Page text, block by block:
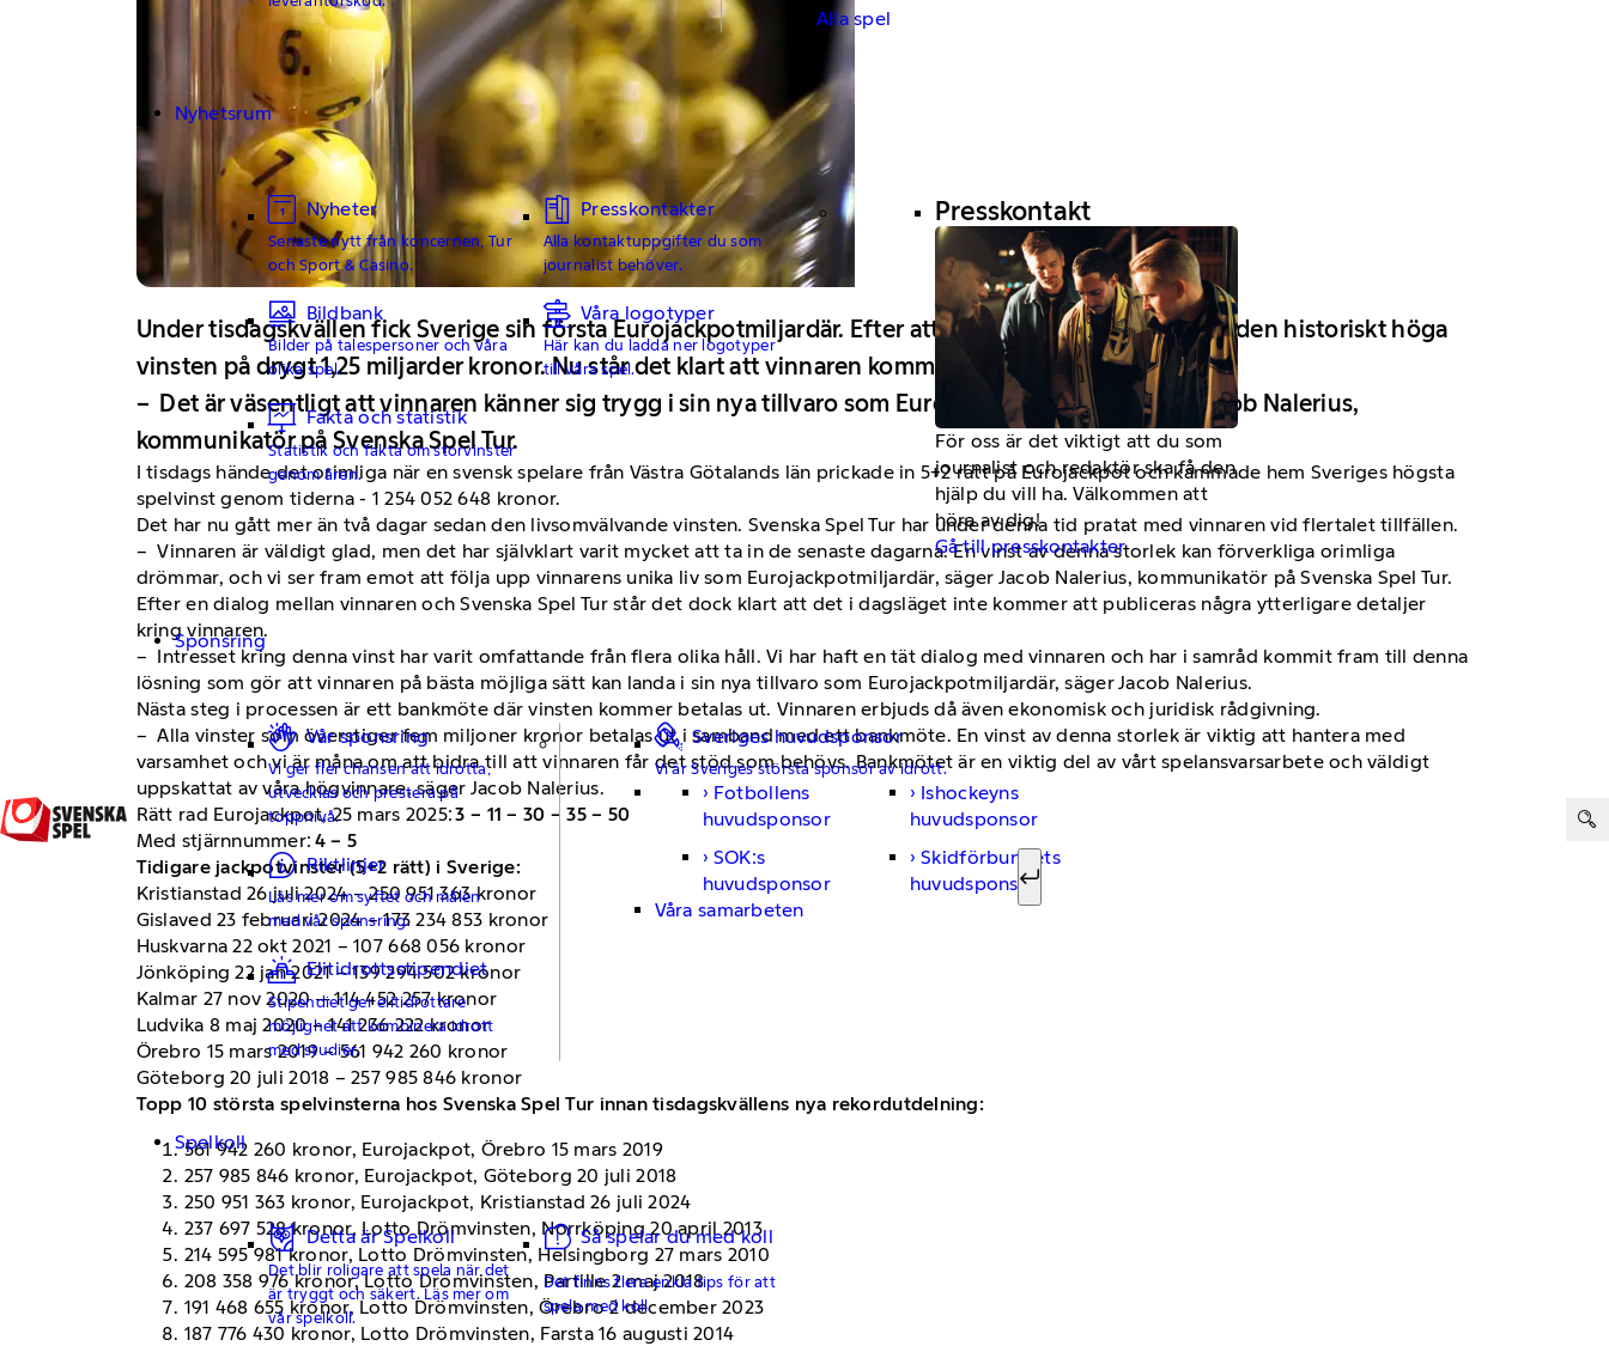
Alla spel
Nyhetsrum
Nyheter
Senaste nytt från koncernen, Tur
och Sport & Casino.
Presskontakter
Alla kontaktuppgifter du som
journalist behöver.
Bildbank
Bilder på talespersoner och våra
olika spel.
Våra logotyper
Här kan du ladda ner logotyper
till våra spel.
Fakta och statistik
Statistik och fakta om storvinster
genom åren.
Presskontakt
För oss är det viktigt att du som
journalist och redaktör ska få den
hjälp du vill ha. Välkommen att
höra av dig!
Gå till presskontakter
Sponsring
Vår sponsring
Vi ger fler chansen att idrotta,
utvecklas och prestera på
toppnivå.
Riktlinjer
Läs mer om syftet och målen
med vår sponsring.
Elitidrottsstipendiet
Stipendiet ger elitidrottare
möjlighet att kombinera idrott
med studier.
Sveriges huvudsponsor
Vi är Sveriges största sponsor av idrott.
Fotbollens
huvudsponsor
Ishockeyns
huvudsponsor
SOK:s
huvudsponsor
Skidförbundets
huvudsponsor
Våra samarbeten
Spelkoll
Detta är Spelkoll
Det blir roligare att spela när det
är tryggt och säkert. Läs mer om
vår spelkoll.
Så spelar du med koll
Det finns flera enkla tips för att
spela med koll.
Sök efter:
Under tisdagskvällen fick Sverige sin första Eurojackpotmiljardär. Efter att ha prickat 5+2 rätt landade den historiskt höga
vinsten på drygt 1,25 miljarder kronor. Nu står det klart att vinnaren kommer att förbli anonym.
– Det är väsentligt att vinnaren känner sig trygg i sin nya tillvaro som Eurojackpotmiljardär, säger Jacob Nalerius,
kommunikatör på Svenska Spel Tur.
I tisdags hände det orimliga när en svensk spelare från Västra Götalands län prickade in 5+2 rätt på Eurojackpot och kammade hem Sveriges högsta
spelvinst genom tiderna - 1 254 052 648 kronor.
Det har nu gått mer än två dagar sedan den livsomvälvande vinsten. Svenska Spel Tur har under denna tid pratat med vinnaren vid flertalet tillfällen.
– Vinnaren är väldigt glad, men det har självklart varit mycket att ta in de senaste dagarna. En vinst av denna storlek kan förverkliga orimliga
drömmar, och vi ser fram emot att följa upp vinnarens unika liv som Eurojackpotmiljardär, säger Jacob Nalerius, kommunikatör på Svenska Spel Tur.
Efter en dialog mellan vinnaren och Svenska Spel Tur står det dock klart att det i dagsläget inte kommer att publiceras några ytterligare detaljer
kring vinnaren.
– Intresset kring denna vinst har varit omfattande från flera olika håll. Vi har haft en tät dialog med vinnaren och har i samråd kommit fram till denna
lösning som gör att vinnaren på bästa möjliga sätt kan landa i sin nya tillvaro som Eurojackpotmiljardär, säger Jacob Nalerius.
Nästa steg i processen är ett bankmöte där vinsten kommer betalas ut. Vinnaren erbjuds då även ekonomisk och juridisk rådgivning.
– Alla vinster som överstiger fem miljoner kronor betalas ut i samband med ett bankmöte. En vinst av denna storlek är viktig att hantera med
varsamhet och vi är måna om att bidra till att vinnaren får det stöd som behövs. Bankmötet är en viktig del av vårt spelansvarsarbete och väldigt
uppskattat av våra högvinnare, säger Jacob Nalerius.
Rätt rad Eurojackpot, 25 mars 2025:3 – 11 – 30 – 35 – 50
Med stjärnnummer: 4 – 5
Tidigare jackpotvinster (5+2 rätt) i Sverige:
Kristianstad 26 juli 2024 – 250 951 363 kronor
Gislaved 23 februari 2024 – 173 234 853 kronor
Huskvarna 22 okt 2021 – 107 668 056 kronor
Jönköping 22 jan 2021 – 139 294 502 kronor
Kalmar 27 nov 2020 ─ 114 452 257 kronor
Ludvika 8 maj 2020 – 141 236 222 kronor
Örebro 15 mars 2019 – 561 942 260 kronor
Göteborg 20 juli 2018 – 257 985 846 kronor
Topp 10 största spelvinsterna hos Svenska Spel Tur innan tisdagskvällens nya rekordutdelning:
561 942 260 kronor, Eurojackpot, Örebro 15 mars 2019
257 985 846 kronor, Eurojackpot, Göteborg 20 juli 2018
250 951 363 kronor, Eurojackpot, Kristianstad 26 juli 2024
237 697 528 kronor, Lotto Drömvinsten, Norrköping 20 april 2013
214 595 981 kronor, Lotto Drömvinsten, Helsingborg 27 mars 2010
208 358 976 kronor, Lotto Drömvinsten, Partille 2 maj 2018
191 468 655 kronor, Lotto Drömvinsten, Örebro 2 december 2023
187 776 430 kronor, Lotto Drömvinsten, Farsta 16 augusti 2014